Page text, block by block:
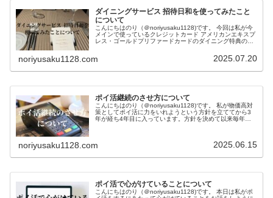
ダイニングサービス 招待日和を使ってみたこと
について
こんにちはのり（＠noriyusaku1128)です。 今回は私が今
メインで使っているクレジットカード アメリカンエキスプ
レス・ゴールドプリファードカードのダイニング特典の一
noriyusaku1128.com 2025.07.20
ポイ活継続のさせ方について
こんにちはのり（＠noriyusaku1128)です。 私が物価高対
策としてポイ活に力をいれようという方針を立ててから3
年が経ち4年目に入っています。方針を決めて以来毎年コ
noriyusaku1128.com 2025.06.15
ポイ活で心がけていることについて
こんにちはのり（＠noriyusaku1128)です。 本日は私がポ